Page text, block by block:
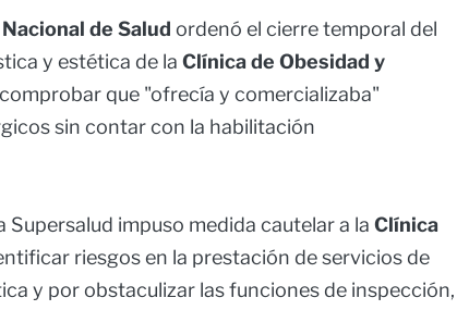
de Salud ordenó el cierre temporal del
y estética de la Clínica de Obesidad y
que "ofrecía y comercializaba"
sin contar con la habilitación
Supersalud impuso medida cautelar a la Clínica
riesgos en la prestación de servicios de
y por obstaculizar las funciones de inspección,